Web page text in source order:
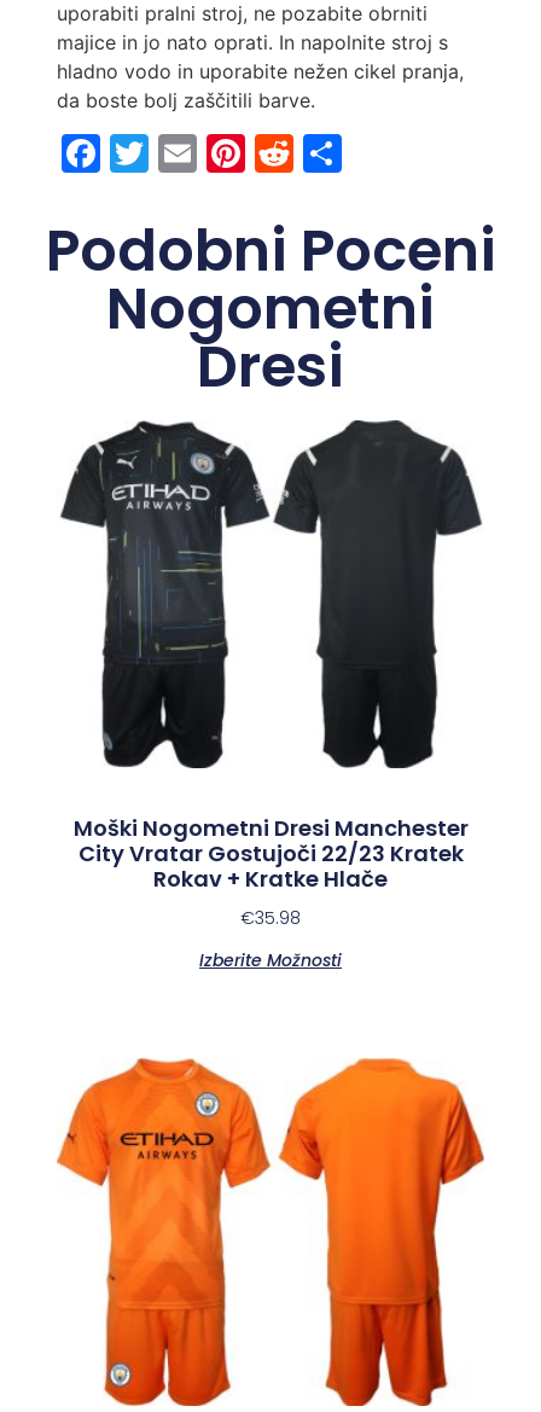
uporabiti pralni stroj, ne pozabite obrniti
majice in jo nato oprati. In napolnite stroj s
hladno vodo in uporabite nežen cikel pranja,
da boste bolj zaščitili barve.
Facebook
Twitter
EmailPinterest
Reddit
Share
Podobni Poceni
Nogometni
Dresi
Moški Nogometni Dresi Manchester
City Vratar Gostujoči 22/23 Kratek
Rokav + Kratke Hlače
€35.98
Izberite Možnosti